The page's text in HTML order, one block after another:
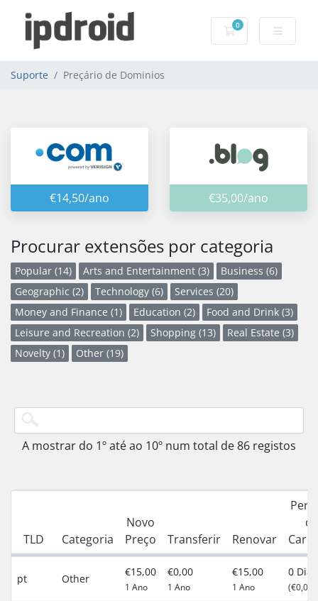
0
Carrinho de
Suporte Preçário de Dominios
€14,50/ano €35,00/ano
Procurar extensões por categoria
Popular (14) Arts and Entertainment (3)
Business (6)
Geographic (2)
Technology (6)
Services (20)
Money and Finance (1)
Education (2)
Food and Drink (3)
Leisure and Recreation (2)
Shopping (13)
Real Estate (3)
Novelty (1)
Other (19)
A mostrar do 1º até ao 10º num total de 86 registos
TLD Categoria
Novo
Preço
Transferir Renovar
de
pt Other
€15,00
1 Ano
€0,00
1 Ano
€15,00
1 Ano
0 Dias
(€0,00)